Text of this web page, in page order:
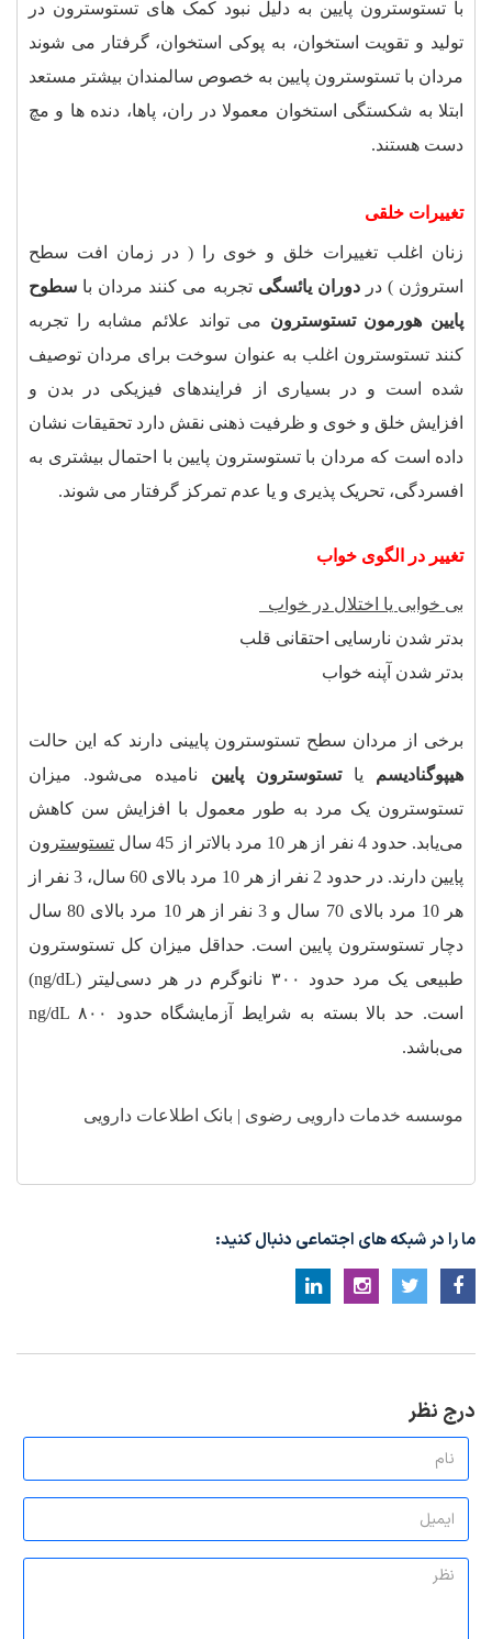
با تستوسترون پایین به دلیل نبود کمک های تستوسترون در
تولید و تقویت استخوان، به پوکی استخوان، گرفتار می شوند
مردان با تستوسترون پایین به خصوص سالمندان بیشتر مستعد
ابتلا به شکستگی استخوان معمولا در ران، پاها، دنده ها و مچ
دست هستند.
تغییرات خلقی
زنان اغلب تغییرات خلق و خوی را ( در زمان افت سطح
استروژن ) دردوران یائسگی تجربه می کنند مردان با سطوح
پایین هورمون تستوسترون می تواند علائم مشابه را تجربه
کنند تستوسترون اغلب به عنوان سوخت برای مردان توصیف
شده است و در بسیاری از فرایندهای فیزیکی در بدن و
افزایش خلق و خوی و ظرفیت ذهنی نقش دارد تحقیقات نشان
داده است که مردان با تستوسترون پایین با احتمال بیشتری به
افسردگی، تحریک پذیری و یا عدم تمرکز گرفتار می شوند.
تغییر در الگوی خواب
بی خوابی یا اختلال در خواب
بدتر شدن نارسایی احتقانی قلب
بدتر شدن آپنه خواب
برخی از مردان سطح تستوسترون پایینی دارند که این حالت
هیپوگنادیسم یاتستوسترون پایین نامیده می‌شود. میزان
تستوسترون یک مرد به طور معمول با افزایش سن کاهش
می‌یابد. حدود 4 نفر از هر 10 مرد بالاتر از 45 سال
تستوسترون
پایین
دارند. در حدود 2 نفر از هر 10 مرد بالای 60 سال، 3 نفر از
هر 10 مرد بالای 70 سال و 3 نفر از هر 10 مرد بالای 80 سال
دچار تستوسترون پایین است. حداقل میزان کل تستوسترون
طبیعی یک مرد حدود ۳۰۰ نانوگرم در هر دسی‌لیتر (ng/dL)
است. حد بالا بسته به شرایط آزمایشگاه حدود ng/dL ۸۰۰
می‌باشد.
موسسه خدمات دارویی رضوی | بانک اطلاعات دارویی
ما را در شبکه های اجتماعی دنبال کنید:
درج نظر